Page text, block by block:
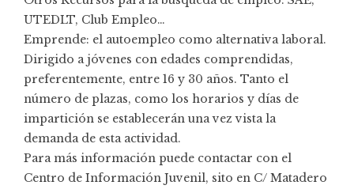
UTEDLT, Club Empleo…
Emprende: el autoempleo como alternativa laboral.
Dirigido a jóvenes con edades comprendidas,
preferentemente, entre 16 y 30 años. Tanto el
número de plazas, como los horarios y días de
impartición se establecerán una vez vista la
demanda de esta actividad.
Para más información puede contactar con el
Centro de Información Juvenil, sito en C/ Matadero